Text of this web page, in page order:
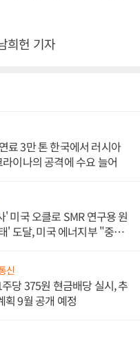
희헌 기자
료 3만 톤 한국에서 러시아
이나의 공격에 수요 늘어
' 미국 오클로 SMR 연구용 원
' 도달, 미국 에너지부 "중요
신
당 375원 현금배당 실시, 추
획 9월 공개 예정